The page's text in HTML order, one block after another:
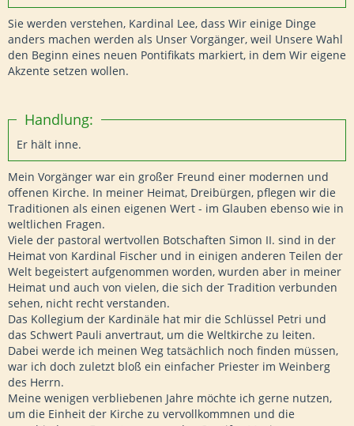
Sie werden verstehen, Kardinal Lee, dass Wir einige Dinge
anders machen werden als Unser Vorgänger, weil Unsere Wahl
den Beginn eines neuen Pontifikats markiert, in dem Wir eigene
Akzente setzen wollen.
Handlung:
Er hält inne.
Mein Vorgänger war ein großer Freund einer modernen und
offenen Kirche. In meiner Heimat, Dreibürgen, pflegen wir die
Traditionen als einen eigenen Wert - im Glauben ebenso wie in
weltlichen Fragen.
Viele der pastoral wertvollen Botschaften Simon II. sind in der
Heimat von Kardinal Fischer und in einigen anderen Teilen der
Welt begeistert aufgenommen worden, wurden aber in meiner
Heimat und auch von vielen, die sich der Tradition verbunden
sehen, nicht recht verstanden.
Das Kollegium der Kardinäle hat mir die Schlüssel Petri und
das Schwert Pauli anvertraut, um die Weltkirche zu leiten.
Dabei werde ich meinen Weg tatsächlich noch finden müssen,
war ich doch zuletzt bloß ein einfacher Priester im Weinberg
des Herrn.
Meine wenigen verbliebenen Jahre möchte ich gerne nutzen,
um die Einheit der Kirche zu vervollkommnen und die